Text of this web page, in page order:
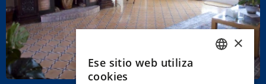
×
Ese sitio web utiliza
cookies